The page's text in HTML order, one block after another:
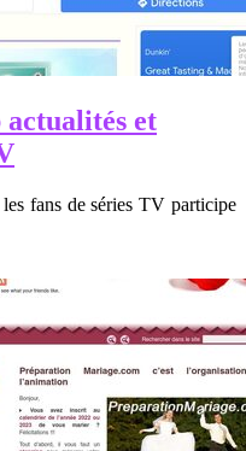
et
fans de séries TV participe